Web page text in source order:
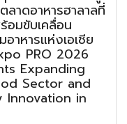
าดอาหารฮาลาลที่
อมขับเคลื่อน
าหารแห่งเอเชีย
PRO 2026
Expanding
Sector and
Innovation in